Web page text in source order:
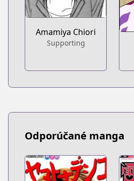
Amamiya Chiori
Supporting
Odporúčané manga